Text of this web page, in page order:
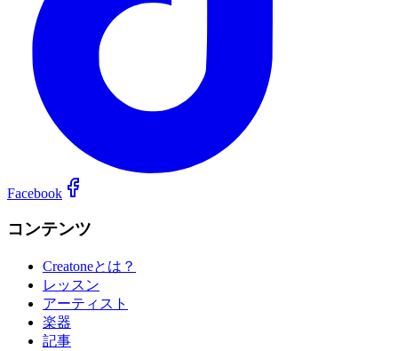
Facebook
コンテンツ
Creatoneとは？
レッスン
アーティスト
楽器
記事